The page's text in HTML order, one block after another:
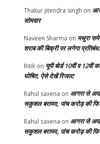
Thakur jitendra singh on
सोमवार
Naveen Sharma on मथुरा
शराब की बिक्री पर लगेगा
Ritik on यूपी बोर्ड 10वीं व
घोषित, ऐसे देखें रिजल्ट
Rahul saxena on आगरा से
सकुशल बरामद, पांच करोड़ की
Rahul saxena on आगरा से
सकुशल बरामद, पांच करोड़ की